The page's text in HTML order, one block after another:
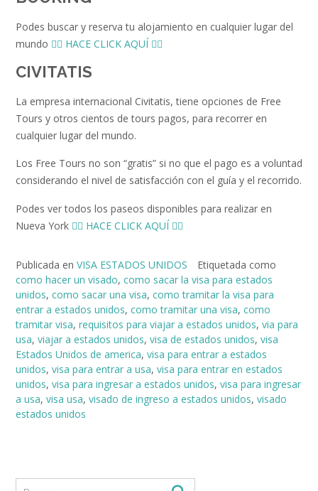
Podes buscar y reserva tu alojamiento en cualquier lugar del
mundo 👉🏻 HACE CLICK AQUÍ 👈🏻
CIVITATIS
La empresa internacional Civitatis, tiene opciones de Free
Tours y otros cientos de tours pagos, para recorrer en
cualquier lugar del mundo.
Los Free Tours no son “gratis” si no que el pago es a voluntad
considerando el nivel de satisfacción con el guía y el recorrido.
Podes ver todos los paseos disponibles para realizar en
Nueva York 👉🏻 HACE CLICK AQUÍ 👈🏻
Publicada en VISA ESTADOS UNIDOS
Etiquetada como
como hacer un visado, como sacar la visa para estados
unidos, como sacar una visa, como tramitar la visa para
entrar a estados unidos, como tramitar una visa, como
tramitar visa, requisitos para viajar a estados unidos, via para
usa, viajar a estados unidos, visa de estados unidos, visa
Estados Unidos de america, visa para entrar a estados
unidos, visa para entrar a usa, visa para entrar en estados
unidos, visa para ingresar a estados unidos, visa para ingresar
a usa, visa usa, visado de ingreso a estados unidos, visado
estados unidos